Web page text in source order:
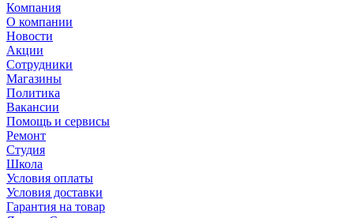
Компания
О компании
Новости
Акции
Сотрудники
Магазины
Политика
Вакансии
Помощь и сервисы
Ремонт
Студия
Школа
Условия оплаты
Условия доставки
Гарантия на товар